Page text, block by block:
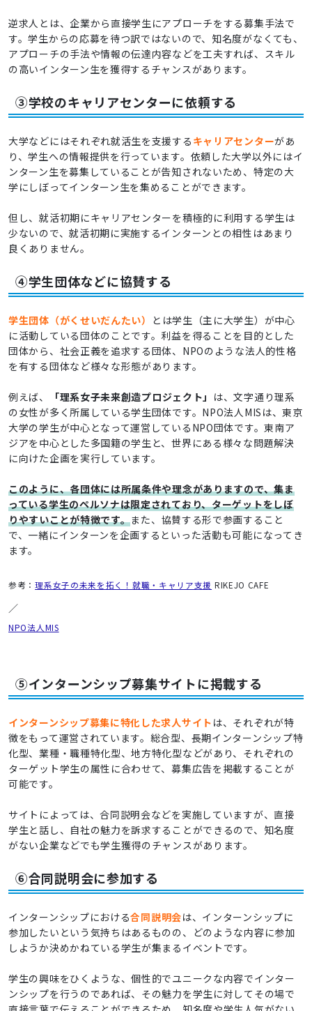
逆求人とは、企業から直接学生にアプローチをする募集手法で
す。学生からの応募を待つ訳ではないので、知名度がなくても、
アプローチの手法や情報の伝達内容などを工夫すれば、スキル
の高いインターン生を獲得するチャンスがあります。
③学校のキャリアセンターに依頼する
大学などにはそれぞれ就活生を支援する キャリアセンターがあ
り、学生への情報提供を行っています。依頼した大学以外にはイ
ンターン生を募集していることが告知されないため、特定の大
学にしぼってインターン生を集めることができます。
但し、就活初期にキャリアセンターを積極的に利用する学生は
少ないので、就活初期に実施するインターンとの相性はあまり
良くありません。
④学生団体などに協賛する
学生団体（がくせいだんたい） とは学生（主に大学生）が中心
に活動している団体のことです。利益を得ることを目的とした
団体から、社会正義を追求する団体、NPOのような法人的性格
を有する団体など様々な形態があります。
例えば、 「理系女子未来創造プロジェクト」 は、文字通り理系
の女性が多く所属している学生団体です。NPO法人MISは、東京
大学の学生が中心となって運営しているNPO団体です。東南ア
ジアを中心とした多国籍の学生と、世界にある様々な問題解決
に向けた企画を実行しています。
このように、各団体には所属条件や理念がありますので、集ま
っている学生のペルソナは限定されており、ターゲットをしぼ
りやすいことが特徴です。また、協賛する形で参画すること
で、一緒にインターンを企画するといった活動も可能になってき
ます。
参考：理系女子の未来を拓く！就職・キャリア支援 RIKEJO CAFE
／
NPO法人MIS
⑤インターンシップ募集サイトに掲載する
インターンシップ募集に特化した求人サイト は、それぞれが特
徴をもって運営されています。総合型、長期インターンシップ特
化型、業種・職種特化型、地方特化型などがあり、それぞれの
ターゲット学生の属性に合わせて、募集広告を掲載することが
可能です。
サイトによっては、合同説明会などを実施していますが、直接
学生と話し、自社の魅力を訴求することができるので、知名度
がない企業などでも学生獲得のチャンスがあります。
⑥合同説明会に参加する
インターンシップにおける合同説明会は、インターンシップに
参加したいという気持ちはあるものの、どのような内容に参加
しようか決めかねている学生が集まるイベントです。
学生の興味をひくような、個性的でユニークな内容でインター
ンシップを行うのであれば、その魅力を学生に対してその場で